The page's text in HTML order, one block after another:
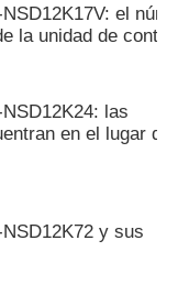
el
la unidad de
las
en el lugar de
y sus